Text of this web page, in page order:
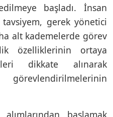
başladı. İnsan
gerek yönetici
alt kademelerde görev
özelliklerinin ortaya
dikkate alınarak
başlamak